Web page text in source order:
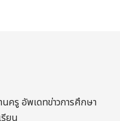
ครู อัพเดทข่าวการศึกษา